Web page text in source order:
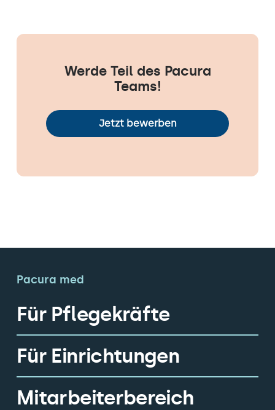
Werde Teil des Pacura
Teams!
Jetzt bewerben
Pacura med
Für Pflegekräfte
Für Einrichtungen
Mitarbeiterbereich